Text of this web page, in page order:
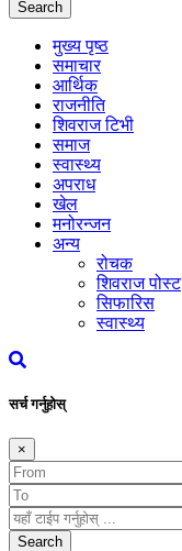
Search
मुख्य पृष्ठ
समाचार
आर्थिक
राजनीति
शिवराज टिभी
समाज
स्वास्थ्य
अपराध
खेल
मनोरन्जन
अन्य
रोचक
शिवराज पोस्ट
सिफारिस
स्वास्थ्य
सर्च गर्नुहोस्
×
Search